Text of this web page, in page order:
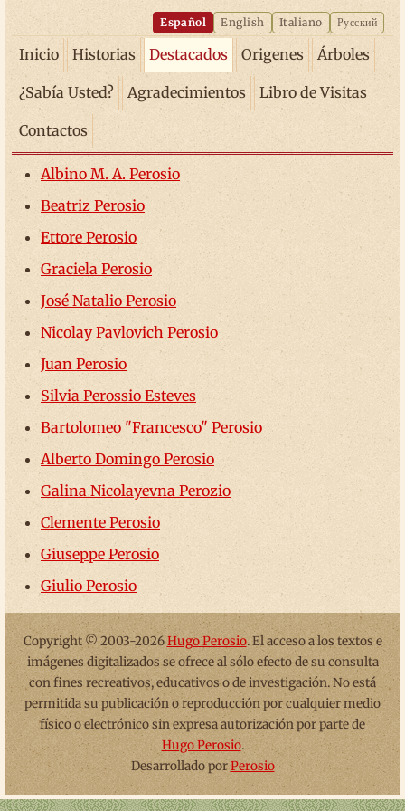
Español English Italiano Русский
Inicio Historias Destacados Origenes Árboles
¿Sabía Usted? Agradecimientos Libro de Visitas
Contactos
Albino M. A. Perosio
Beatriz Perosio
Ettore Perosio
Graciela Perosio
José Natalio Perosio
Nicolay Pavlovich Perosio
Juan Perosio
Silvia Perossio Esteves
Bartolomeo "Francesco" Perosio
Alberto Domingo Perosio
Galina Nicolayevna Perozio
Clemente Perosio
Giuseppe Perosio
Giulio Perosio
Copyright © 2003-2026Hugo Perosio. El acceso a los textos e
imágenes digitalizados se ofrece al sólo efecto de su consulta
con fines recreativos, educativos o de investigación. No está
permitida su publicación o reproducción por cualquier medio
físico o electrónico sin expresa autorización por parte de
Hugo Perosio.
Desarrollado porPerosio